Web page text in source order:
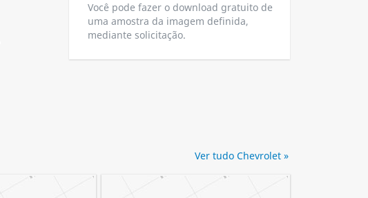
Você pode fazer o download gratuito de
uma amostra da imagem definida,
mediante solicitação.
Ver tudo Chevrolet »